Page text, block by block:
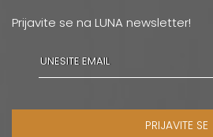
Prijavite se na LUNA newsletter!
PRIJAVITE SE